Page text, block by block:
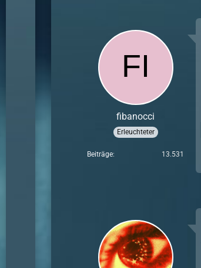
fibanocci
Erleuchteter
Beiträge 13.531